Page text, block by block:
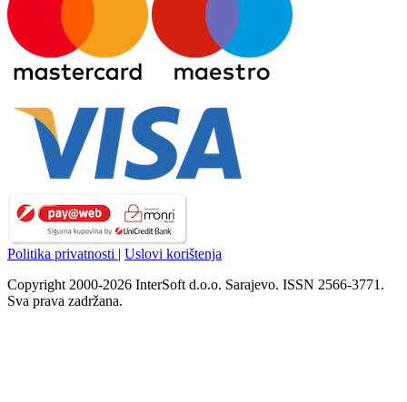
Politika privatnosti
Uslovi korištenja
Copyright 2000-2026 InterSoft d.o.o. Sarajevo. ISSN 2566-3771.
Sva prava zadržana.